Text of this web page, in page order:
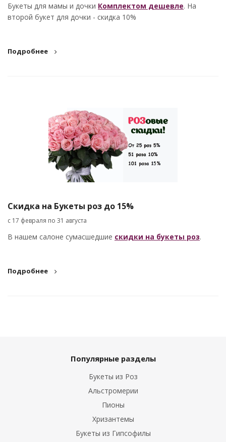
Букеты для мамы и дочки Комплектом дешевле. На
второй букет для дочки - скидка 10%
Подробнее
Скидка на Букеты роз до 15%
с 17 февраля по 31 августа
В нашем салоне сумасшедшие скидки на букеты роз.
Подробнее
Популярные разделы
Букеты из Роз
Альстромерии
Пионы
Хризантемы
Букеты из Гипсофилы